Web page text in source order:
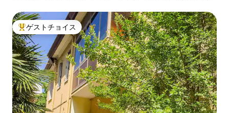
大好評のゲストチョイスです。
ゲストチョイス